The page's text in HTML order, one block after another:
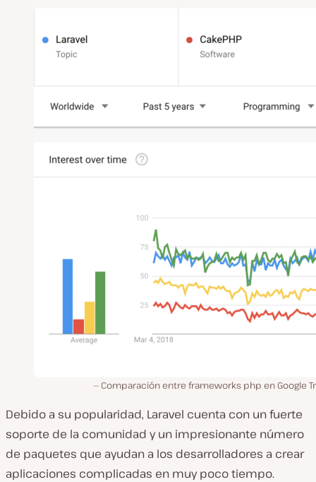
Comparación entre frameworks php en Google
Debido a su popularidad, Laravel cuenta con un fuerte
soporte de la comunidad y un impresionante número
de paquetes que ayudan a los desarrolladores a crear
aplicaciones complicadas en muy poco tiempo.